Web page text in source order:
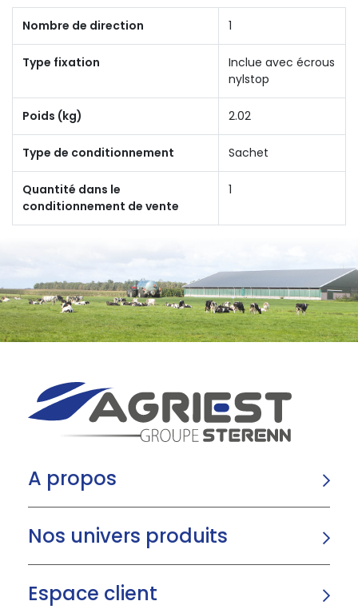
Nombre de direction 1
Type fixation
Inclue avec écrous
nylstop
Poids (kg) 2.02
Type de conditionnement Sachet
Quantité dans le
conditionnement de vente
1
A propos
Nos univers produits
Espace client